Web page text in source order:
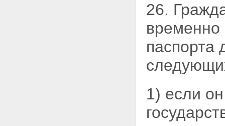
26.
временно
паспорта
1) если